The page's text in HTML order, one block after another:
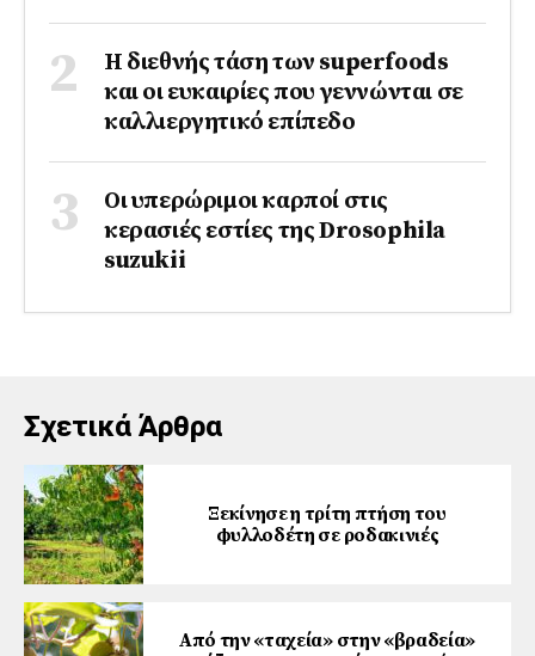
Η διεθνής τάση των superfoods
και οι ευκαιρίες που γεννώνται σε
καλλιεργητικό επίπεδο
Οι υπερώριμοι καρποί στις
κερασιές εστίες της Drosophila
suzukii
Σχετικά Άρθρα
Ξεκίνησε η τρίτη πτήση του
φυλλοδέτη σε ροδακινιές
Από την «ταχεία» στην «βραδεία»